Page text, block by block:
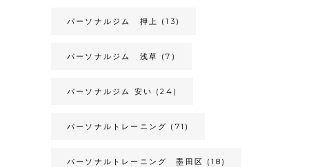
パーソナルジム 押上 (13)
パーソナルジム 浅草 (7)
パーソナルジム 安い (24)
パーソナルトレーニング (71)
パーソナルトレーニング 墨田区 (18)